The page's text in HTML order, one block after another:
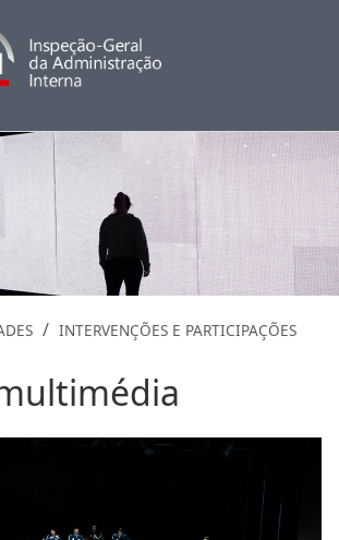
/ INTERVENÇÕES E PARTICIPAÇÕES